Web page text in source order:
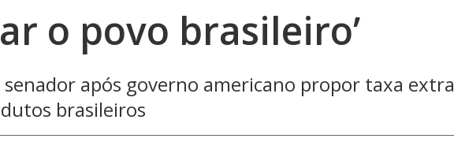
o povo brasileiro’
após governo americano propor taxa extra
brasileiros